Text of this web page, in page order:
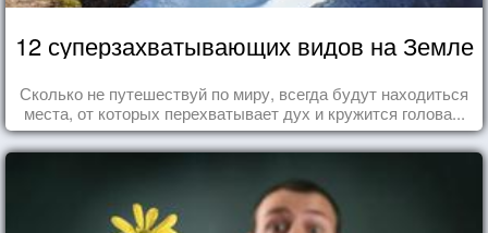
12 суперзахватывающих видов на Земле
Сколько не путешествуй по миру, всегда будут находиться
места, от которых перехватывает дух и кружится голова...